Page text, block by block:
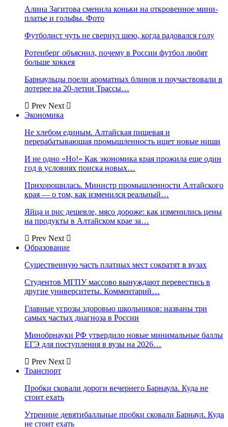
Алина Загитова сменила коньки на откровенное мини-
платье и гольфы. Фото
Футболист чуть не свернул шею, когда радовался голу
Ротенберг объяснил, почему в России футбол любят
больше хоккея
Барнаульцы поели ароматных блинов и поучаствовали в
лотерее на 20-летии Трассы…
Prev Next
Экономика
Не хлебом единым. Алтайская пищевая и
перерабатывающая промышленность ищет новые ниши
И не одно «Но!» Как экономика края прожила еще один
год в условиях поиска новых…
Прихорошилась. Министр промышленности Алтайского
края — о том, как изменился реальный…
Яйца и рис дешевле, мясо дороже: как изменились цены
на продукты в Алтайском крае за…
Prev Next
Образование
Существенную часть платных мест сократят в вузах
Студентов МГПУ массово вынуждают перевестись в
другие университеты. Комментарий…
Главные угрозы здоровью школьников: названы три
самых частых диагноза в России
Минобрнауки РФ утвердило новые минимальные баллы
ЕГЭ для поступления в вузы на 2026…
Prev Next
Транспорт
Пробки сковали дороги вечернего Барнаула. Куда не
стоит ехать
Утренние девятибалльные пробки сковали Барнаул. Куда
не стоит ехать